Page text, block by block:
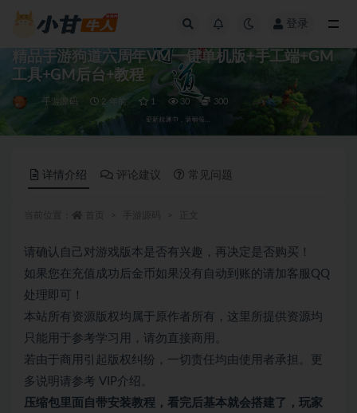
登录
精品手游狗道六周年VM一键单机版+手工端+GM
工具+GM后台+教程
手游源码 2 年前 1 30 300
详情介绍 评论建议 常见问题
请确认自己对游戏版本是否有兴趣，再决定是否购买！
如果您在充值成功后金币如果没有自动到账的请加客服QQ
处理即可！
本站所有资源版权均属于原作者所有，这里所提供资源均
只能用于参考学习用，请勿直接商用。
若由于商用引起版权纠纷，一切责任均由使用者承担。更
多说明请参考 VIP介绍。
压缩包里面自带安装教程，看完后基本就会搭建了，玩家